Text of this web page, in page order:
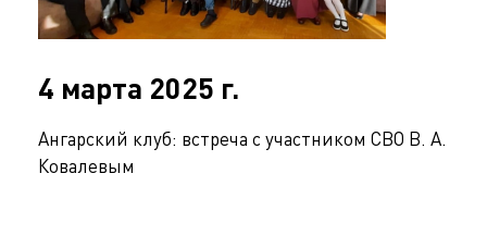
4 марта 2025 г.
Ангарский клуб: встреча с участником СВО В. А.
Ковалевым